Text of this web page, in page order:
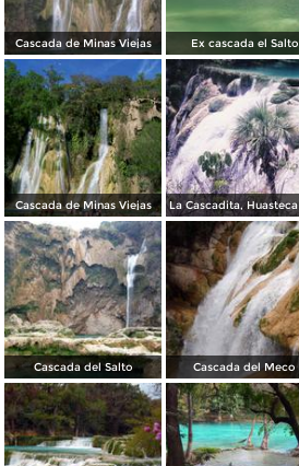
Cascada de Minas Viejas Ex cascada el Salto
Cascada de Minas Viejas
Cascada del Salto Cascada del Meco